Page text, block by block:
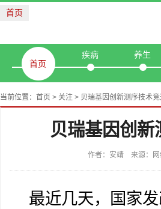
首页
首页
疾病 养生
当前位置： 首页 > 关注 > 贝瑞基因创新测序技术
贝瑞基因创
作者：安靖 来源：
最近几天，国家